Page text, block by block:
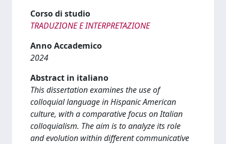
Corso di studio
TRADUZIONE E INTERPRETAZIONE
Anno Accademico
2024
Abstract in italiano
This dissertation examines the use of
colloquial language in Hispanic American
culture, with a comparative focus on Italian
colloquialism. The aim is to analyze its role
and evolution within different communicative